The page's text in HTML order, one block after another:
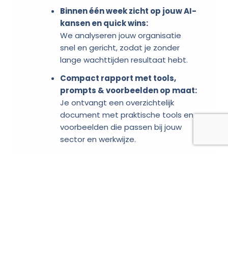
Binnen één week zicht op jouw AI-
kansen en quick wins:
We analyseren jouw organisatie
snel en gericht, zodat je zonder
lange wachttijden resultaat hebt.
Compact rapport met tools,
prompts & voorbeelden op maat:
Je ontvangt een overzichtelijk
document met praktische tools en
voorbeelden die passen bij jouw
sector en werkwijze.